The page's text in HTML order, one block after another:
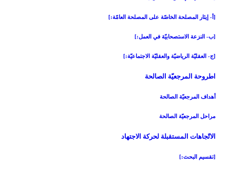
[أ- إيثار المصلحة الخاصّة على المصلحة العامّة:]
[ب- النزعة الاستصحابيّة في العمل:]
[ج- العقليّة الرياضيّة والعقليّة الاجتماعيّة:]
اطروحة المرجعيّة الصالحة
أهداف المرجعيّة الصالحة
مراحل المرجعيّة الصالحة
الاتّجاهات المستقبلة لحركة الاجتهاد
[تقسيم البحث:]